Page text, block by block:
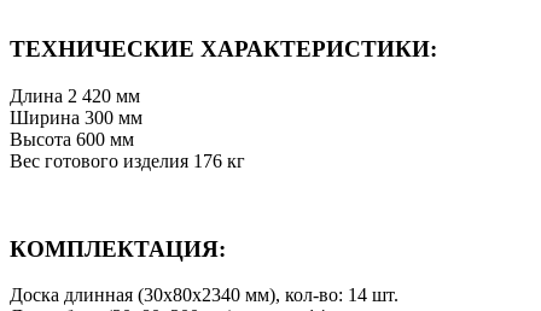
ТЕХНИЧЕСКИЕ ХАРАКТЕРИСТИКИ:
Длина 2 420 мм
Ширина 300 мм
Высота 600 мм
Вес готового изделия 176 кг
КОМПЛЕКТАЦИЯ:
Доска длинная (30х80х2340 мм), кол-во: 14 шт.